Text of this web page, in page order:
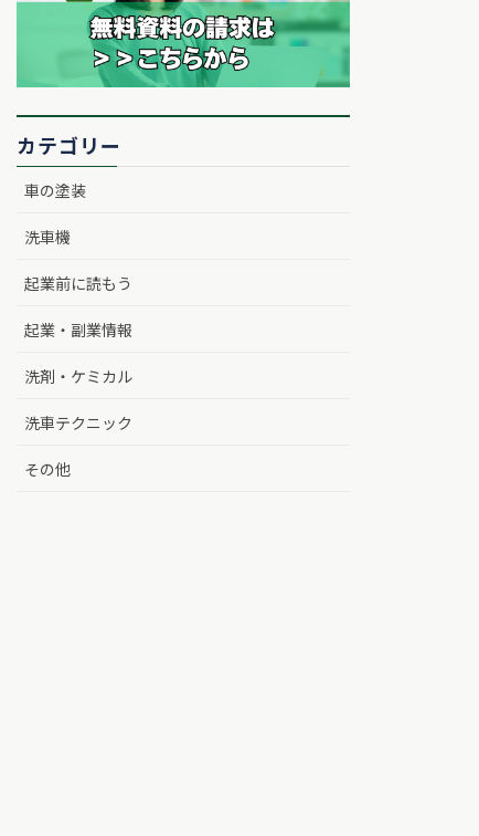
カテゴリー
車の塗装
洗車機
起業前に読もう
起業・副業情報
洗剤・ケミカル
洗車テクニック
その他